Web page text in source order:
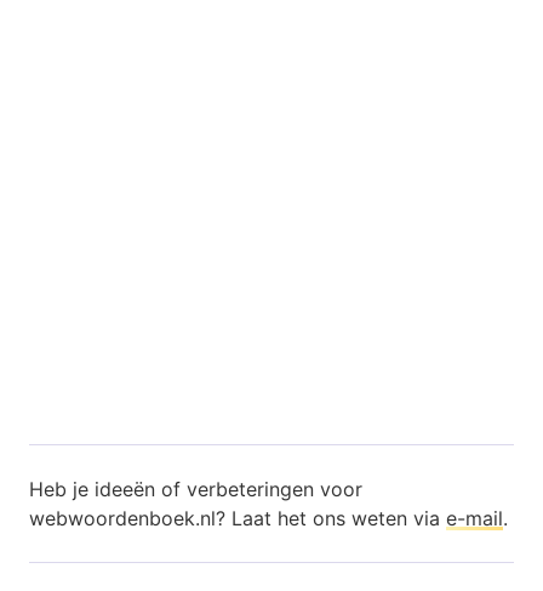
Heb je ideeën of verbeteringen voor
webwoordenboek.nl? Laat het ons weten via e-mail.